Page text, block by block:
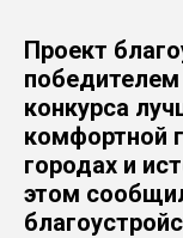
Проект
победителем
конкурса
комфортной
городах и
этом